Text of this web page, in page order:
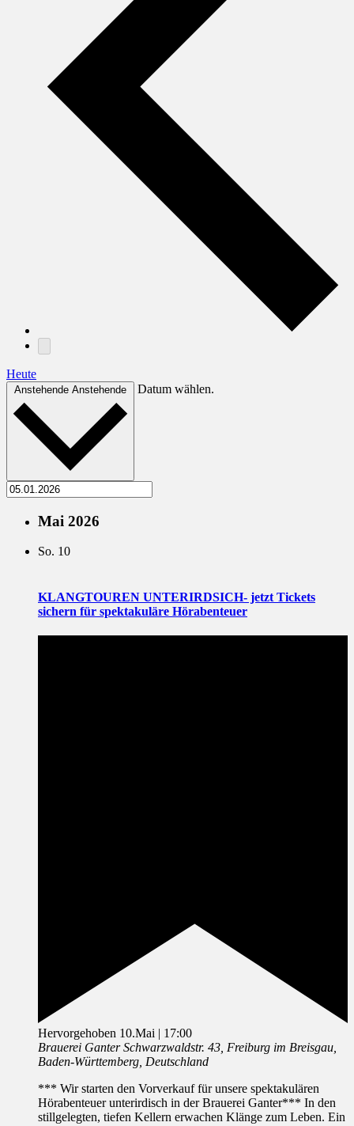
Heute
Anstehende Anstehende Datum wählen.
Mai 2026
So. 10
KLANGTOUREN UNTERIRDSICH- jetzt Tickets
sichern für spektakuläre Hörabenteuer
Hervorgehoben 10.Mai | 17:00
Brauerei GanterSchwarzwaldstr. 43, Freiburg im Breisgau,
Baden-Württemberg, Deutschland
*** Wir starten den Vorverkauf für unsere spektakulären
Hörabenteuer unterirdisch in der Brauerei Ganter*** In den
stillgelegten, tiefen Kellern erwachen Klänge zum Leben. Ein